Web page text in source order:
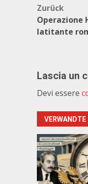
Zurück
Operazione
latitante
Lascia un
Devi essere
VERWANDTE